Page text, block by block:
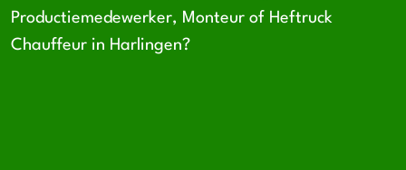
Productiemedewerker, Monteur of Heftruck
Chauffeur in Harlingen?